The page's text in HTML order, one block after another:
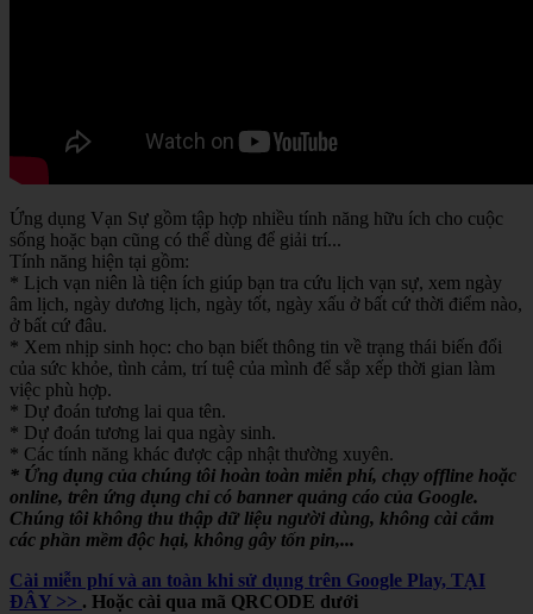
Ứng dụng Vạn Sự gồm tập hợp nhiều tính năng hữu ích cho cuộc
sống hoặc bạn cũng có thể dùng để giải trí...
Tính năng hiện tại gồm:
* Lịch vạn niên là tiện ích giúp bạn tra cứu lịch vạn sự, xem ngày
âm lịch, ngày dương lịch, ngày tốt, ngày xấu ở bất cứ thời điểm nào,
ở bất cứ đâu.
* Xem nhịp sinh học: cho bạn biết thông tin về trạng thái biến đổi
của sức khỏe, tình cảm, trí tuệ của mình để sắp xếp thời gian làm
việc phù hợp.
* Dự đoán tương lai qua tên.
* Dự đoán tương lai qua ngày sinh.
* Các tính năng khác được cập nhật thường xuyên.
* Ứng dụng của chúng tôi hoàn toàn miễn phí, chạy offline hoặc
online, trên ứng dụng chỉ có banner quảng cáo của Google.
Chúng tôi không thu thập dữ liệu người dùng, không cài cắm
các phần mềm độc hại, không gây tốn pin,...
Cài miễn phí và an toàn khi sử dụng trên Google Play, TẠI
ĐÂY >> . Hoặc cài qua mã QRCODE dưới